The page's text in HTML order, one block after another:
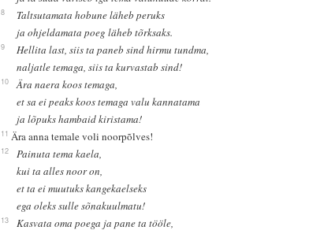
8
Taltsutamata hobune läheb peruks
ja ohjeldamata poeg läheb tõrksaks.
9
Hellita last, siis ta paneb sind hirmu tundma,
naljatle temaga, siis ta kurvastab sind!
10
Ära naera koos temaga,
et sa ei peaks koos temaga valu kannatama
ja lõpuks hambaid kiristama!
11 Ära anna temale voli noorpõlves!
12
Painuta tema kaela,
kui ta alles noor on,
et ta ei muutuks kangekaelseks
ega oleks sulle sõnakuulmatu!
13
Kasvata oma poega ja pane ta tööle,